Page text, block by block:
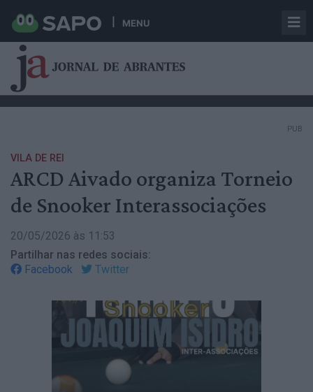
MENU
PUB
VILA DE REI
ARCD Aivado organiza Torneio
de Snooker Interassociações
20/05/2026 às 11:53
Partilhar nas redes sociais:
Facebook
Twitter